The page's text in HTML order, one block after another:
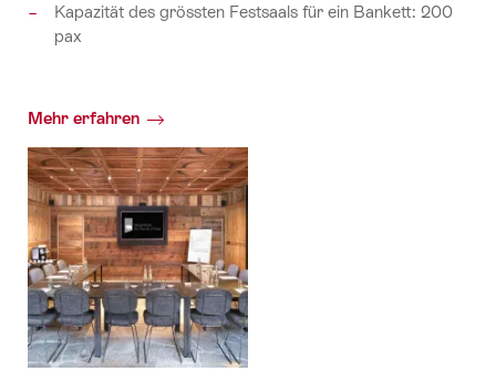
Kapazität des grössten Festsaals für ein Bankett: 200
pax
Mehr erfahren